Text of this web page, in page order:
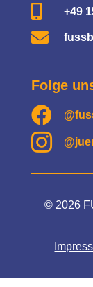
 +49

Folge


© 2026